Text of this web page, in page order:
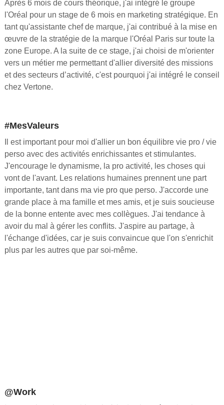
Après 6 mois de cours théorique, j'ai intégré le groupe
l'Oréal pour un stage de 6 mois en marketing stratégique. En
tant qu'assistante chef de marque, j'ai contribué à la mise en
œuvre de la stratégie de la marque l'Oréal Paris sur toute la
zone Europe. A la suite de ce stage, j'ai choisi de m'orienter
vers un métier me permettant d'allier diversité des missions
et des secteurs d’activité, c'est pourquoi j'ai intégré le conseil
chez Vertone.
#MesValeurs
Il est important pour moi d'allier un bon équilibre vie pro / vie
perso avec des activités enrichissantes et stimulantes.
J'encourage le dynamisme, la pro activité, les choses qui
vont de l'avant. Les relations humaines prennent une part
importante, tant dans ma vie pro que perso. J'accorde une
grande place à ma famille et mes amis, et je suis soucieuse
de la bonne entente avec mes collègues. J'ai tendance à
avoir du mal à gérer les conflits. J'aspire au partage, à
l'échange d'idées, car je suis convaincue que l'on s'enrichit
plus par les autres que par soi-même.
@Work